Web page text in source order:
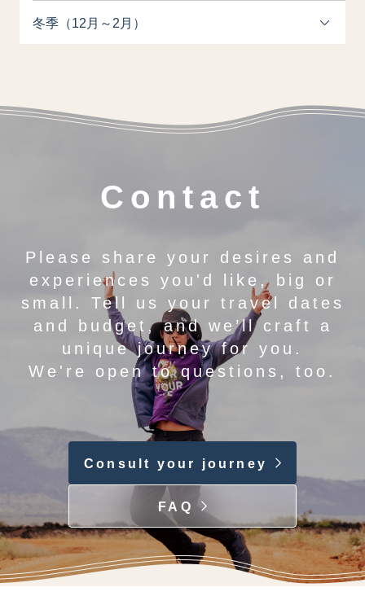
冬季（12月～2月）
Contact
Please share your desires and
experiences you'd like, big or
small. Tell us your travel dates
and budget, and we’ll craft a
unique journey for you.
We're open to questions, too.
Consult your journey
FAQ